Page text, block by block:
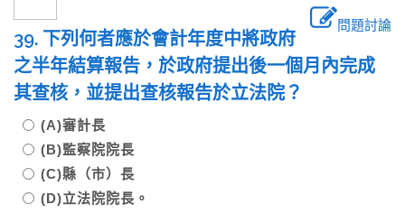
問題討論
39. 下列何者應於會計年度中將政府
之半年結算報告，於政府提出後一個月內完成
其查核，並提出查核報告於立法院？
(A)審計長
(B)監察院院長
(C)縣（市）長
(D)立法院院長。